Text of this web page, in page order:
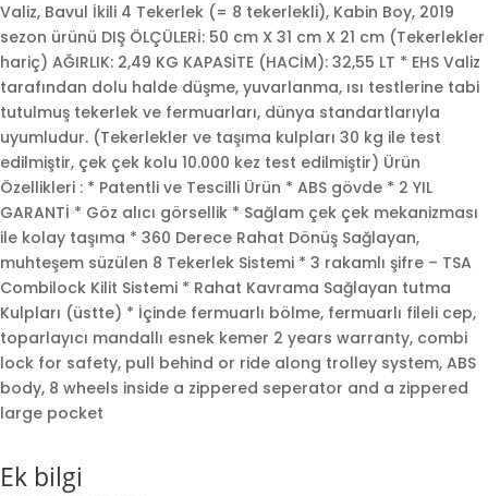
Valiz, Bavul İkili 4 Tekerlek (= 8 tekerlekli), Kabin Boy, 2019
sezon ürünü DIŞ ÖLÇÜLERİ: 50 cm X 31 cm X 21 cm (Tekerlekler
hariç) AĞIRLIK: 2,49 KG KAPASİTE (HACİM): 32,55 LT * EHS Valiz
tarafından dolu halde düşme, yuvarlanma, ısı testlerine tabi
tutulmuş tekerlek ve fermuarları, dünya standartlarıyla
uyumludur. (Tekerlekler ve taşıma kulpları 30 kg ile test
edilmiştir, çek çek kolu 10.000 kez test edilmiştir) Ürün
Özellikleri : * Patentli ve Tescilli Ürün * ABS gövde * 2 YIL
GARANTİ * Göz alıcı görsellik * Sağlam çek çek mekanizması
ile kolay taşıma * 360 Derece Rahat Dönüş Sağlayan,
muhteşem süzülen 8 Tekerlek Sistemi * 3 rakamlı şifre – TSA
Combilock Kilit Sistemi * Rahat Kavrama Sağlayan tutma
Kulpları (üstte) * İçinde fermuarlı bölme, fermuarlı fileli cep,
toparlayıcı mandallı esnek kemer 2 years warranty, combi
lock for safety, pull behind or ride along trolley system, ABS
body, 8 wheels inside a zippered seperator and a zippered
large pocket
Ek bilgi